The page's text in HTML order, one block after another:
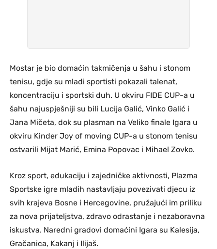
Mostar je bio domaćin takmičenja u šahu i stonom
tenisu, gdje su mladi sportisti pokazali talenat,
koncentraciju i sportski duh. U okviru FIDE CUP-a u
šahu najuspješniji su bili Lucija Galić, Vinko Galić i
Jana Mičeta, dok su plasman na Veliko finale Igara u
okviru Kinder Joy of moving CUP-a u stonom tenisu
ostvarili Mijat Marić, Emina Popovac i Mihael Zovko.
Kroz sport, edukaciju i zajedničke aktivnosti, Plazma
Sportske igre mladih nastavljaju povezivati djecu iz
svih krajeva Bosne i Hercegovine, pružajući im priliku
za nova prijateljstva, zdravo odrastanje i nezaboravna
iskustva. Naredni gradovi domaćini Igara su Kalesija,
Gračanica, Kakanj i Ilijaš.